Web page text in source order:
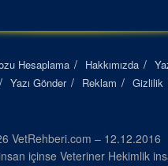
Hesaplama Hakkımızda
Yazı Gönder Reklam Gizlilik
VetRehberi.com – 12.12.2016
içinse Veteriner Hekimlik